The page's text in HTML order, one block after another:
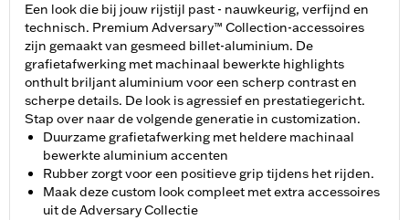
Een look die bij jouw rijstijl past - nauwkeurig, verfijnd en
technisch. Premium Adversary™ Collection-accessoires
zijn gemaakt van gesmeed billet-aluminium. De
grafietafwerking met machinaal bewerkte highlights
onthult briljant aluminium voor een scherp contrast en
scherpe details. De look is agressief en prestatiegericht.
Stap over naar de volgende generatie in customization.
Duurzame grafietafwerking met heldere machinaal
bewerkte aluminium accenten
Rubber zorgt voor een positieve grip tijdens het rijden.
Maak deze custom look compleet met extra accessoires
uit de Adversary Collectie